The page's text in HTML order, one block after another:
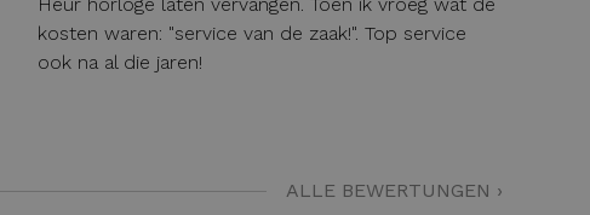
Heur horloge laten vervangen. Toen ik vroeg wat de
kosten waren: "service van de zaak!". Top service
ook na al die jaren!
ALLE BEWERTUNGEN ›